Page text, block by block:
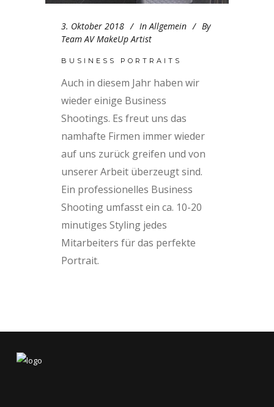
3. Oktober 2018 In Allgemein
By
Team AV MakeUp Artist
BUSINESS PORTRAITS
Auch in diesem Jahr haben wir
wieder einige Business
Shootings. Es freut uns das
namhafte Firmen immer wieder
auf uns zurück greifen und von
unserer Arbeit überzeugt sind.
Ein professionelles Business
Shooting umfasst ein ca. 10-20
minutiges Styling jedes
Mitarbeiters für das perfekte
Portrait.